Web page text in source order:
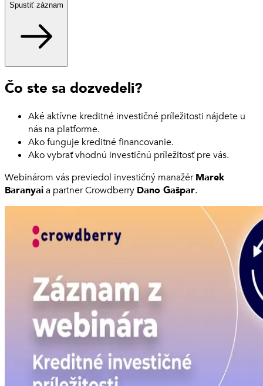
Spustiť záznam
Čo ste sa dozvedeli?
Aké aktívne kreditné investičné príležitosti nájdete u
nás na platforme.
Ako funguje kreditné financovanie.
Ako vybrať vhodnú investičnú príležitosť pre vás.
Webinárom vás previedol investičný manažérMarek
Baranyaia partner Crowdberry Dano Gašpar.